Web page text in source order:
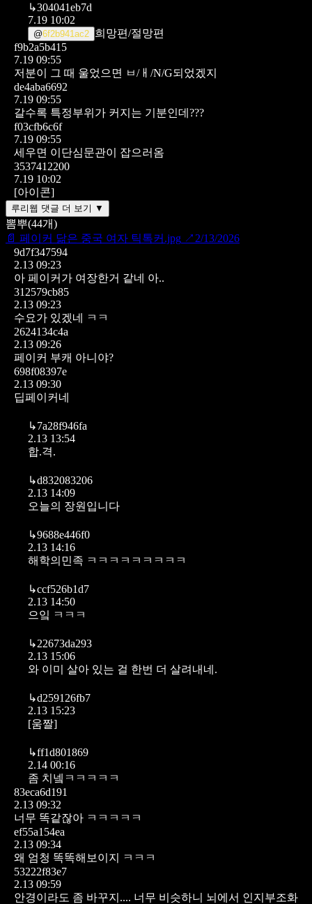
↳304041eb7d
7.19 10:02
@6f2b941ac2 희망편/절망편
f9b2a5b415
7.19 09:55
저분이 그 때 울었으면 ㅂ/ㅐ/N/G되었겠지
de4aba6692
7.19 09:55
갈수록 특정부위가 커지는 기분인데???
f03cfb6c6f
7.19 09:55
세우면 이단심문관이 잡으러옴
3537412200
7.19 10:02
[아이콘]
루리웹 댓글 더 보기 ▼
뽐뿌(44개)
📄 페이커 닮은 중국 여자 틱톡커.jpg ↗ 2/13/2026
9d7f347594
2.13 09:23
아 페이커가 여장한거 같네 아..
312579cb85
2.13 09:23
수요가 있겠네 ㅋㅋ
2624134c4a
2.13 09:26
페이커 부캐 아니야?
698f08397e
2.13 09:30
딥페이커네
↳7a28f946fa
2.13 13:54
합.격.
↳d832083206
2.13 14:09
오늘의 장원입니다
↳9688e446f0
2.13 14:16
해학의민족 ㅋㅋㅋㅋㅋㅋㅋㅋㅋ
↳ccf526b1d7
2.13 14:50
으잌 ㅋㅋㅋ
↳22673da293
2.13 15:06
와 이미 살아 있는 걸 한번 더 살려내네.
↳d259126fb7
2.13 15:23
[움짤]
↳ff1d801869
2.14 00:16
좀 치넼ㅋㅋㅋㅋㅋ
83eca6d191
2.13 09:32
너무 똑같잖아 ㅋㅋㅋㅋㅋ
ef55a154ea
2.13 09:34
왜 엄청 똑똑해보이지 ㅋㅋㅋ
53222f83e7
2.13 09:59
안경이라도 좀 바꾸지.... 너무 비슷하니 뇌에서 인지부조화